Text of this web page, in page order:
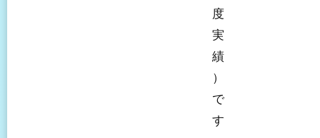
度
実
績
）
で
す